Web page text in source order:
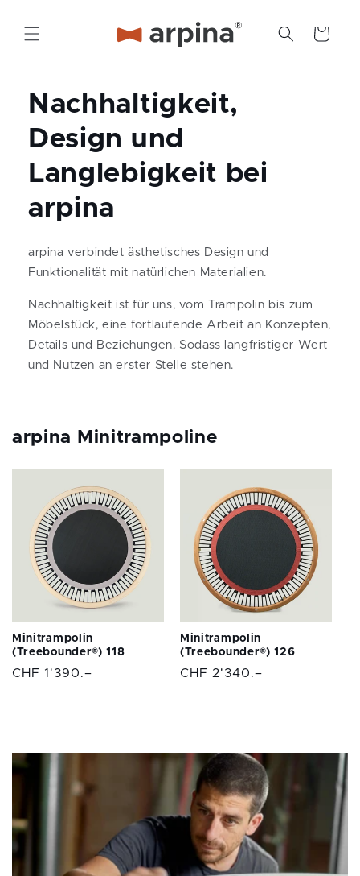
Inhalt
Warenkorb
Nachhaltigkeit,
Design und
Langlebigkeit bei
arpina
arpina verbindet ästhetisches Design und
Funktionalität mit natürlichen Materialien.
Nachhaltigkeit ist für uns, vom Trampolin bis zum
Möbelstück, eine fortlaufende Arbeit an Konzepten,
Details und Beziehungen. Sodass langfristiger Wert
und Nutzen an erster Stelle stehen.
arpina Minitrampoline
Minitrampolin
(Treebounder®) 118
Normaler
CHF 1'390.–
Minitrampolin
(Treebounder®) 126
Normaler
CHF 2'340.–